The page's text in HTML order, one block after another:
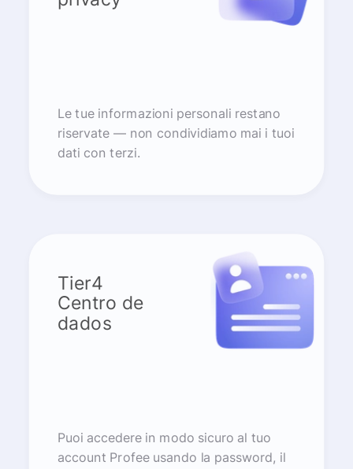
Le tue informazioni personali restano
riservate — non condividiamo mai i tuoi
dati con terzi.
Tier4
Centro de
dados
Puoi accedere in modo sicuro al tuo
account Profee usando la password, il